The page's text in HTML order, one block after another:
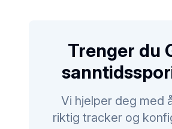
Trenger du
Vi hjelper deg med
riktig tracker og